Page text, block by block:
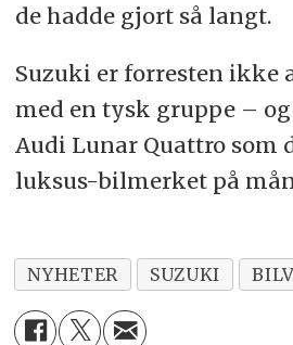
de hadde gjort så langt.
Suzuki er forresten ikke
med en tysk gruppe –
Audi Lunar Quattro som
luksus-bilmerket på
NYHETER SUZUKI